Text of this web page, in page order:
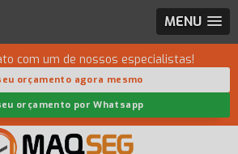
MENU
com um de nossos especialistas!
orçamento agora mesmo
orçamento por Whatsapp